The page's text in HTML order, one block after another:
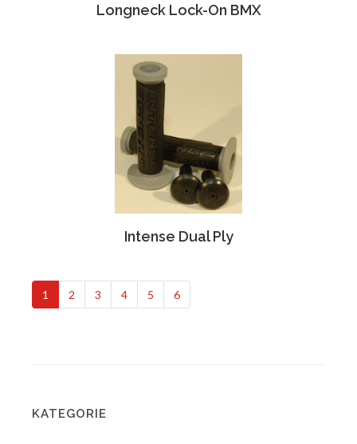
Longneck Lock-On BMX
Intense Dual Ply
1 2 3 4 5 6
KATEGORIE